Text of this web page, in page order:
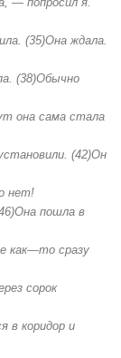
(35)Она ждала.
(38)Обычно
она сама стала
(42)Он
нет!
пошла в
как—то сразу
сорок
в коридор и